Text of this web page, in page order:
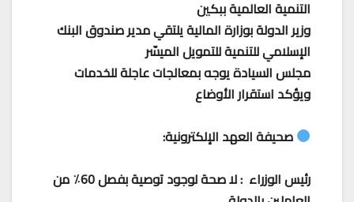
التنمية العالمية ببكين
وزير الدولة بوزارة المالية يلتقي مدير صندوق البنك
الإسلامي للتنمية للتمويل الميسّر
مجلس السيادة يوجه بمعالجات عاجلة للخدمات
ويؤكد استقرار الأوضاع
صحيفة العهد الإلكترونية:
رئيس الوزراء : لا صحة لوجود توصية بفصل 60٪ من